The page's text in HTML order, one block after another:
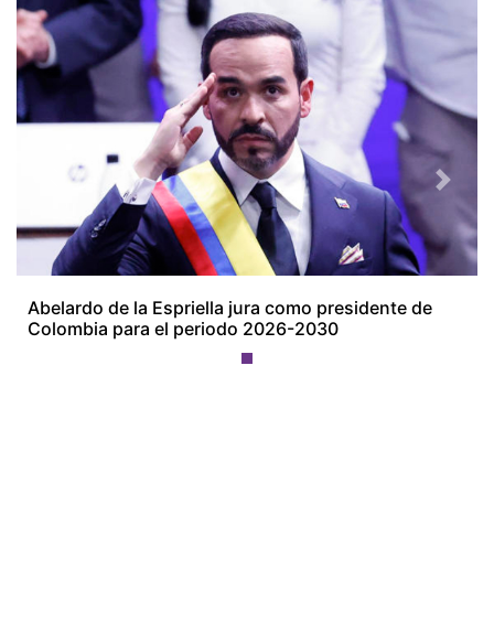
Abelardo de la Espriella jura como presidente de
Colombia para el periodo 2026-2030
Previous Next